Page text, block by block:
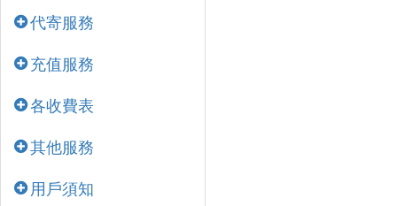
代寄服務
充值服務
各收費表
其他服務
用戶須知